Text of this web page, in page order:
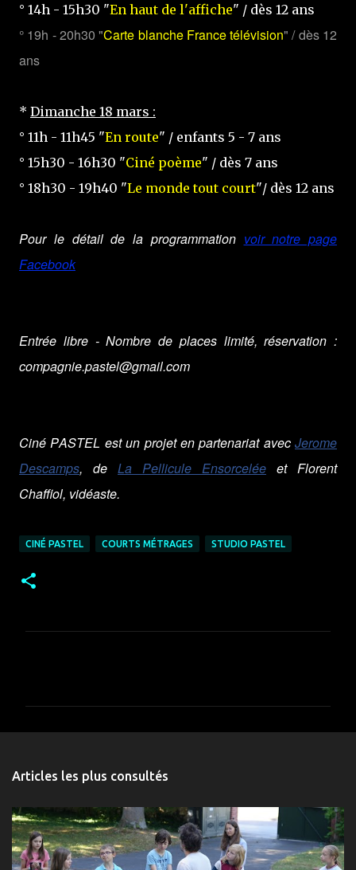
° 14h - 15h30 "En haut de l'affiche" / dès 12 ans
° 19h - 20h30 "Carte blanche France télévision" / dès 12
ans
* Dimanche 18 mars :
° 11h - 11h45 "En route" / enfants 5 - 7 ans
° 15h30 - 16h30 "Ciné poème" / dès 7 ans
° 18h30 - 19h40 "Le monde tout court"/ dès 12 ans
Pour le détail de la programmation voir notre page
Facebook
Entrée libre - Nombre de places limité, réservation :
compagnie.pastel@gmail.com
Ciné PASTEL est un projet en partenariat avec Jerome
Descamps, de La Pellicule Ensorcelée et Florent
Chaffiol, vidéaste.
CINÉ PASTEL COURTS MÉTRAGES STUDIO PASTEL
n
a
i
r
Articles les plus consultés